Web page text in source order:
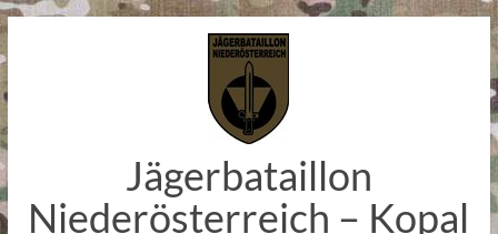
Zum
springen
Jägerbataillon
Niederösterreich – Kopal